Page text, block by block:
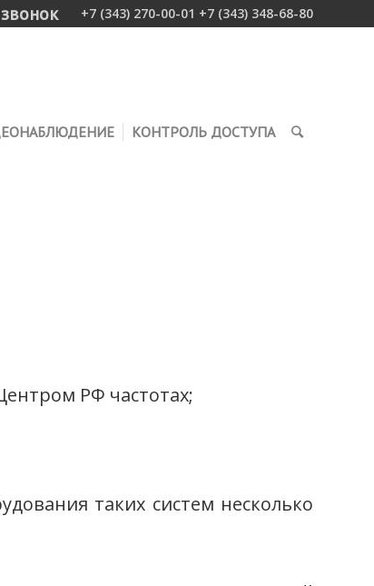
+7 (343) 270-00-01 +7 (343) 348-68-80
КОНТРОЛЬ ДОСТУПА
РФ частотах;
таких систем несколько